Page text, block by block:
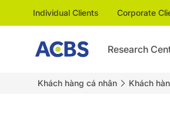
Individual Clients Corporate
Research
Khách hàng cá nhân Khách